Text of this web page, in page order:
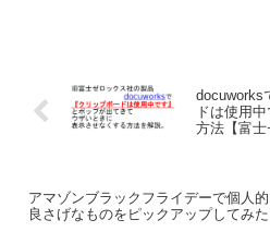
docuworks
ドは使用
方法【富士
アマゾンブラックフライデーで個人的
良さげなものをピックアップしてみた